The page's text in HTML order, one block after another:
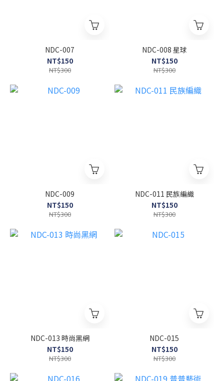
NDC-007
NT$150
NT$300
NDC-008 星球
NT$150
NT$300
NDC-009
NT$150
NT$300
NDC-011 民族編織
NT$150
NT$300
NDC-013 時尚黑網
NT$150
NT$300
NDC-015
NT$150
NT$300